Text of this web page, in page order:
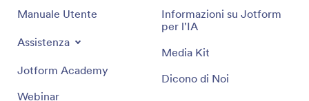
Manuale Utente
Assistenza
Jotform Academy
Webinar
Informazioni su Jotform
per l'IA
Media Kit
Dicono di Noi